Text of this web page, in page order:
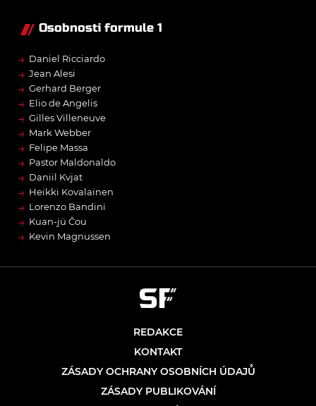
Osobnosti formule 1
→ Daniel Ricciardo
→ Jean Alesi
→ Gerhard Berger
→ Elio de Angelis
→ Gilles Villeneuve
→ Mark Webber
→ Felipe Massa
→ Pastor Maldonaldo
→ Daniil Kvjat
→ Heikki Kovalainen
→ Lorenzo Bandini
→ Kuan-jü Čou
→ Kevin Magnussen
REDAKCE
KONTAKT
ZÁSADY OCHRANY OSOBNÍCH ÚDAJŮ
ZÁSADY PUBLIKOVÁNÍ